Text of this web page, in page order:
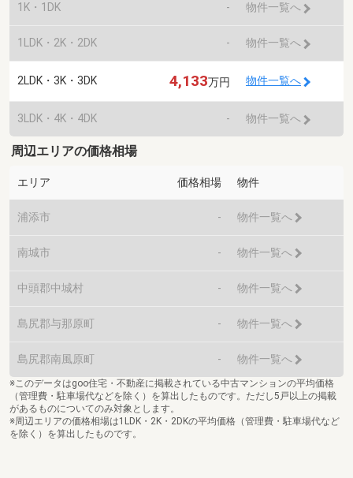
1K・1DK - 物件一覧へ
1LDK・2K・2DK - 物件一覧へ
2LDK・3K・3DK 4,133万円 物件一覧へ
3LDK・4K・4DK - 物件一覧へ
周辺エリアの価格相場
エリア 価格相場 物件
浦添市 - 物件一覧へ
南城市 - 物件一覧へ
中頭郡中城村 - 物件一覧へ
島尻郡与那原町 - 物件一覧へ
島尻郡南風原町 - 物件一覧へ
※このデータはgoo住宅・不動産に掲載されている中古マンションの平均価格
（管理費・駐車場代などを除く）を算出したものです。ただし5戸以上の掲載
があるものについてのみ対象とします。
※周辺エリアの価格相場は1LDK・2K・2DKの平均価格（管理費・駐車場代など
を除く）を算出したものです。